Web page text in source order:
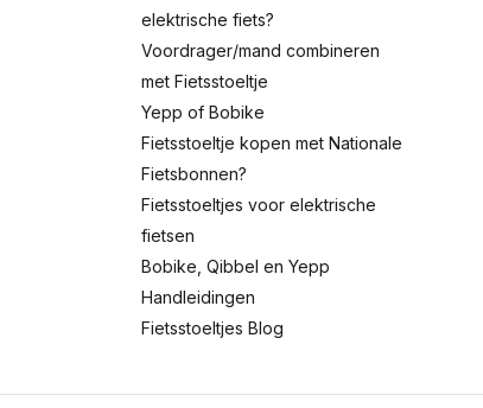
elektrische fiets?
Voordrager/mand combineren
met Fietsstoeltje
Yepp of Bobike
Fietsstoeltje kopen met Nationale
Fietsbonnen?
Fietsstoeltjes voor elektrische
fietsen
Bobike, Qibbel en Yepp
Handleidingen
Fietsstoeltjes Blog